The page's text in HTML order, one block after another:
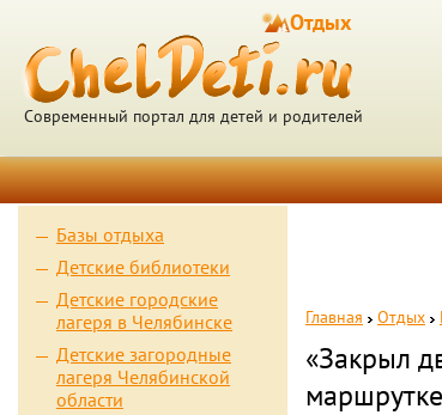
Современный портал для детей и родителей
Отдых
Базы отдыха
Детские библиотеки
Детские городские
лагеря в Челябинске
Детские загородные
лагеря Челябинской
области
Главная Отдых
«Закрыл
маршрутке